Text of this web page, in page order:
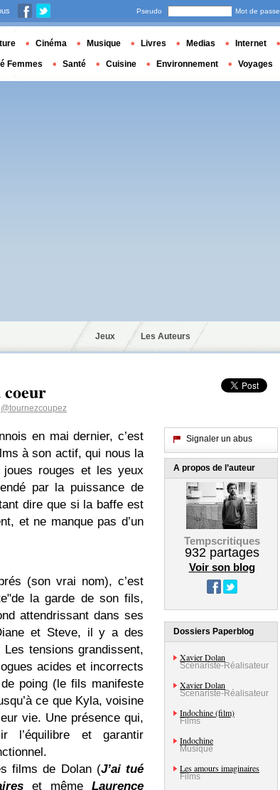
Jeux Les Auteurs
@tournezcoupez
en mai dernier, c’est
à son actif, qui nous la
rouges et les yeux
par la puissance de
dire que si la baffe est
et ne manque pas d’un
(son vrai nom), c’est
la garde de son fils,
attendrissant dans ses
et Steve, il y a des
tensions grandissent,
acides et incorrects
poing (le fils manifeste
ce que Kyla, voisine
vie. Une présence qui,
l’équilibre et garantir
films de Dolan (J’ai tué
et même Laurence
Signaler un abus
A propos de l’auteur
Tempscritiques
932partages
Voir son blog
Dossiers Paperblog
Xavier Dolan
Scénariste-Réalisateur
Xavier Dolan
Scénariste-Réalisateur
Indochine (film)
Films
Indochine
Musique
Les amours imaginaires
Films
Pseudo Mot de passe
Cinéma Musique Livres Medias Internet
Femmes Santé Cuisine Environnement Voyages